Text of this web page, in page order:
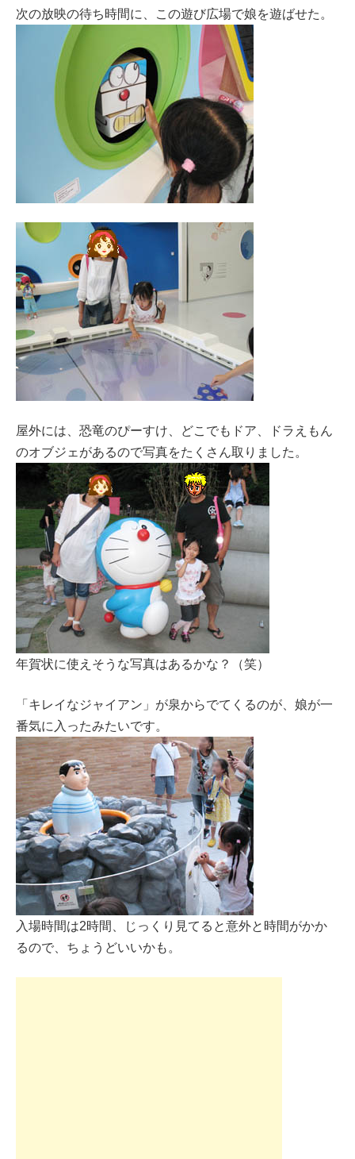
次の放映の待ち時間に、この遊び広場で娘を遊ばせた。
屋外には、恐竜のぴーすけ、どこでもドア、ドラえもん
のオブジェがあるので写真をたくさん取りました。
年賀状に使えそうな写真はあるかな？（笑）
「キレイなジャイアン」が泉からでてくるのが、娘が一
番気に入ったみたいです。
入場時間は2時間、じっくり見てると意外と時間がかか
るので、ちょうどいいかも。